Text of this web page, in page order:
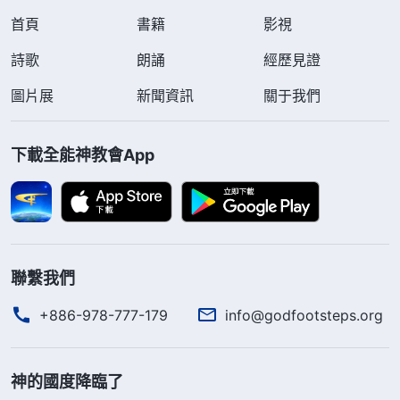
首頁 書籍
影視
詩歌
朗誦
經歷見證
圖片展
新聞資訊 關于我們
下載全能神教會App
聯繫我們
+886-978-777-179 info@godfootsteps.org
神的國度降臨了